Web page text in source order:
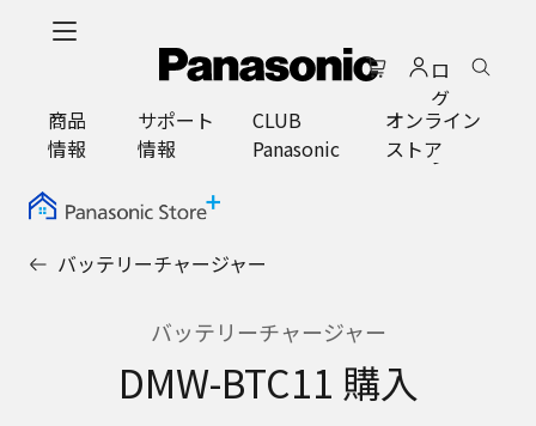
ロ
グ
イ
ン
商品
情報
サポート
情報
CLUB
Panasonic
オンライン
ストア
バッテリーチャージャー
バッテリーチャージャー
DMW-BTC11 購入